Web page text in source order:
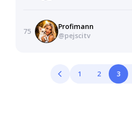
75
Profimann
@pejscitv
1 2 3